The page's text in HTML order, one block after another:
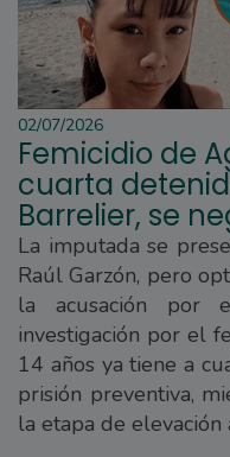
02/07/2026
Femicidio de
cuarta
Barrelier, se
La imputada se
Raúl Garzón, pero
la acusación por
investigación por el
14 años ya tiene a
prisión preventiva,
la etapa de elevación